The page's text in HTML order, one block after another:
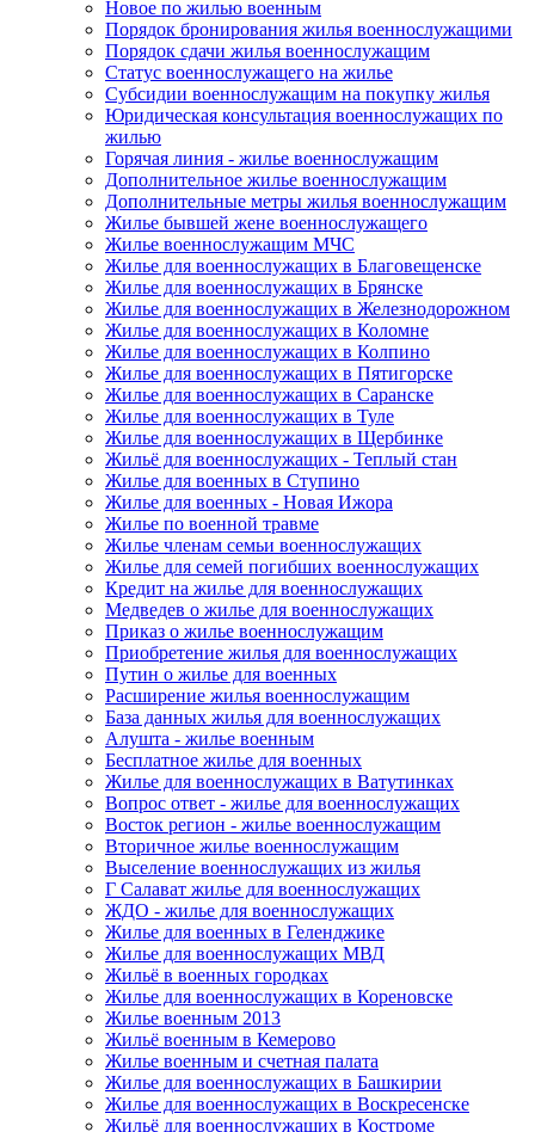
Новое по жилью военным
Порядок бронирования жилья военнослужащими
Порядок сдачи жилья военнослужащим
Статус военнослужащего на жилье
Субсидии военнослужащим на покупку жилья
Юридическая консультация военнослужащих по
жилью
Горячая линия - жилье военнослужащим
Дополнительное жилье военнослужащим
Дополнительные метры жилья военнослужащим
Жилье бывшей жене военнослужащего
Жилье военнослужащим МЧС
Жилье для военнослужащих в Благовещенске
Жилье для военнослужащих в Брянске
Жилье для военнослужащих в Железнодорожном
Жилье для военнослужащих в Коломне
Жилье для военнослужащих в Колпино
Жилье для военнослужащих в Пятигорске
Жилье для военнослужащих в Саранске
Жилье для военнослужащих в Туле
Жилье для военнослужащих в Щербинке
Жильё для военнослужащих - Теплый стан
Жилье для военных в Ступино
Жилье для военных - Новая Ижора
Жилье по военной травме
Жилье членам семьи военнослужащих
Жилье для семей погибших военнослужащих
Кредит на жилье для военнослужащих
Медведев о жилье для военнослужащих
Приказ о жилье военнослужащим
Приобретение жилья для военнослужащих
Путин о жилье для военных
Расширение жилья военнослужащим
База данных жилья для военнослужащих
Алушта - жилье военным
Бесплатное жилье для военных
Жилье для военнослужащих в Ватутинках
Вопрос ответ - жилье для военнослужащих
Восток регион - жилье военнослужащим
Вторичное жилье военнослужащим
Выселение военнослужащих из жилья
Г Салават жилье для военнослужащих
ЖДО - жилье для военнослужащих
Жилье для военных в Геленджике
Жилье для военнослужащих МВД
Жильё в военных городках
Жилье для военнослужащих в Кореновске
Жилье военным 2013
Жильё военным в Кемерово
Жилье военным и счетная палата
Жилье для военнослужащих в Башкирии
Жилье для военнослужащих в Воскресенске
Жильё для военнослужащих в Костроме